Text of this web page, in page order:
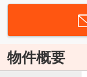
物件概要